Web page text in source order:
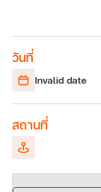
วันที่
Invalid date
สถานที่